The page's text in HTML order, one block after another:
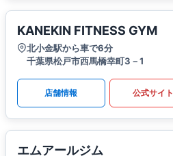
KANEKIN FITNESS GYM
北小金駅から車で6分
千葉県松戸市西馬橋幸町3－1
店舗情報 公式サイト
エムアールジム